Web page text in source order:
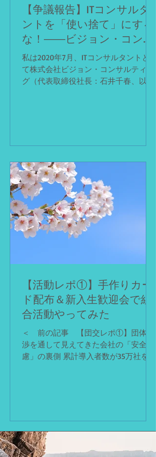
誘して経歴詐称を強要し、取引先企業
に送り込む手口が問題となりました。
経歴詐称の強要： 未経験の組合員に対
し、経験豊富なエンジニアに見せかけ
るため、履歴書や年齢の粉飾を指示。
客先に虚偽の経歴で送り込んでいまし
た。 スクール詐欺： 48万円〜60万円
もの受講料を徴収しながら、プログラ
【争議報告】ITコンサルタ
ントを「使い捨て」にする
な！――ビジョン・コンサ
ルティング不当解雇との闘
い
私は2020年7月、ITコンサルタントとし
て株式会社ビジョン・コンサルティン
グ（代表取締役社長：石井千春、以下
貢献度と能力を高く評価されて、一般
職からマネージャー職への昇格も果た
しました。しかし、2024年にクライア
ント企業の業績不振によりプロジェク
トが終了し待機期間に入ると、被告の
対応は一変しました。人事は突如とし
て「100万円を受け取って退職する
退職勧奨を拒否すると、被告は事実上
の報復として、コンサルタント業務と
は全く関係のない屈辱的な業務を命じ
てきました。それは、「営業支援・リ
ファラル採用」と称し、「前職の会社
やその顧客に営業をかけろ」や「友人
や知人の情報を会社に差し出せ」とい
う、プライバシーや人格権を著しく侵
【活動レポ①】手作りカー
ド配布＆新入生歓迎会で組
合活動やってみた
＜ 前の記事 【団交レポ①】団体交
渉を通して見えてきた会社の「安全配
慮」の裏側 累計導入者数が35万社を超
団体交渉でも数々の不誠実な態度を見
せていました。 前の記事で記載した通